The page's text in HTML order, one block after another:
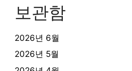
보관함
2026년 6월
2026년 5월